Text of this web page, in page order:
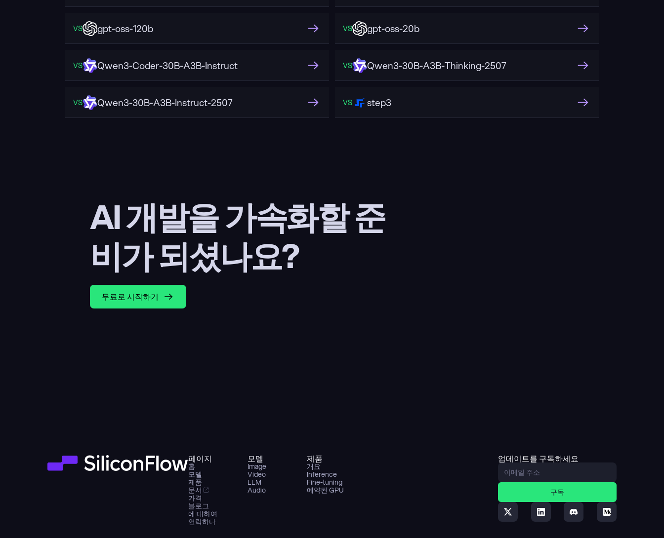
VS gpt-oss-120b VS gpt-oss-20b
VS Qwen3-Coder-30B-A3B-Instruct VS Qwen3-30B-A3B-Thinking-2507
VS Qwen3-30B-A3B-Instruct-2507 VS step3
AI 개발을 가속화할 준
비가 되셨나요?
무료로 시작하기
페이지
홈
모델
제품
문서
가격
블로그
에 대하여
연락하다
모델
Image
Video
LLM
Audio
제품
개요
Inference
Fine-tuning
예약된 GPU
업데이트를 구독하세요
구독